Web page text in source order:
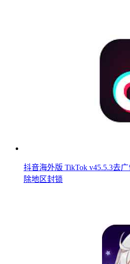
抖音海外版 TikTok v45.5.3去
除地区封锁